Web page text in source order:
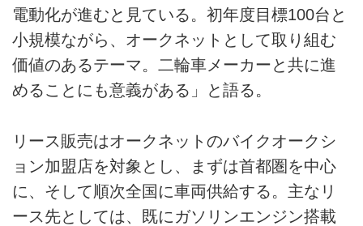
電動化が進むと見ている。初年度目標100台と
小規模ながら、オークネットとして取り組む
価値のあるテーマ。二輪車メーカーと共に進
めることにも意義がある」と語る。
リース販売はオークネットのバイクオークシ
ョン加盟店を対象とし、まずは首都圏を中心
に、そして順次全国に車両供給する。主なリ
ース先としては、既にガソリンエンジン搭載